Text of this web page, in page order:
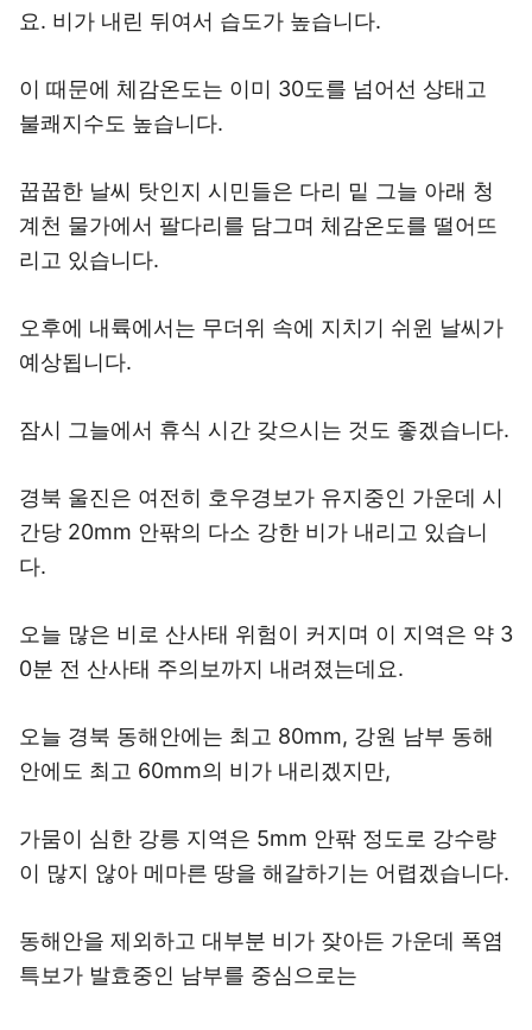
요. 비가 내린 뒤여서 습도가 높습니다.
이 때문에 체감온도는 이미 30도를 넘어선 상태고
불쾌지수도 높습니다.
꿉꿉한 날씨 탓인지 시민들은 다리 밑 그늘 아래 청
계천 물가에서 팔다리를 담그며 체감온도를 떨어뜨
리고 있습니다.
오후에 내륙에서는 무더위 속에 지치기 쉬윈 날씨가
예상됩니다.
잠시 그늘에서 휴식 시간 갖으시는 것도 좋겠습니다.
경북 울진은 여전히 호우경보가 유지중인 가운데 시
간당 20mm 안팎의 다소 강한 비가 내리고 있습니
다.
오늘 많은 비로 산사태 위험이 커지며 이 지역은 약 3
0분 전 산사태 주의보까지 내려졌는데요.
오늘 경북 동해안에는 최고 80mm, 강원 남부 동해
안에도 최고 60mm의 비가 내리겠지만,
가뭄이 심한 강릉 지역은 5mm 안팎 정도로 강수량
이 많지 않아 메마른 땅을 해갈하기는 어렵겠습니다.
동해안을 제외하고 대부분 비가 잦아든 가운데 폭염
특보가 발효중인 남부를 중심으로는